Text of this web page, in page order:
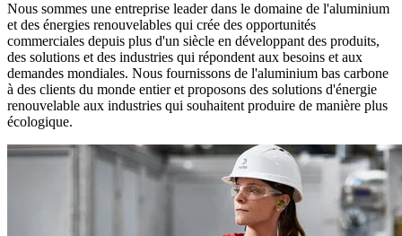
Nous sommes une entreprise leader dans le domaine de l'aluminium
et des énergies renouvelables qui crée des opportunités
commerciales depuis plus d'un siècle en développant des produits,
des solutions et des industries qui répondent aux besoins et aux
demandes mondiales. Nous fournissons de l'aluminium bas carbone
à des clients du monde entier et proposons des solutions d'énergie
renouvelable aux industries qui souhaitent produire de manière plus
écologique.